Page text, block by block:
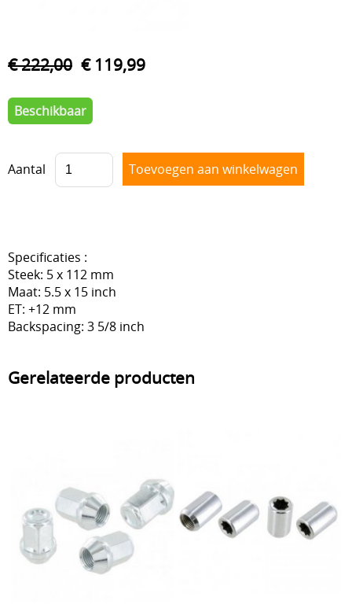
VELGEN + REMMEN
ACHTERAS , DIFFERENTIEEL EN VERSNELLINGSBAK
HAND & VOETBEDIENINGEN
€ 222,00 € 119,99
Beschikbaar
Aantal
Specificaties :
Steek: 5 x 112 mm
Maat: 5.5 x 15 inch
ET: +12 mm
Backspacing: 3 5/8 inch
Gerelateerde producten